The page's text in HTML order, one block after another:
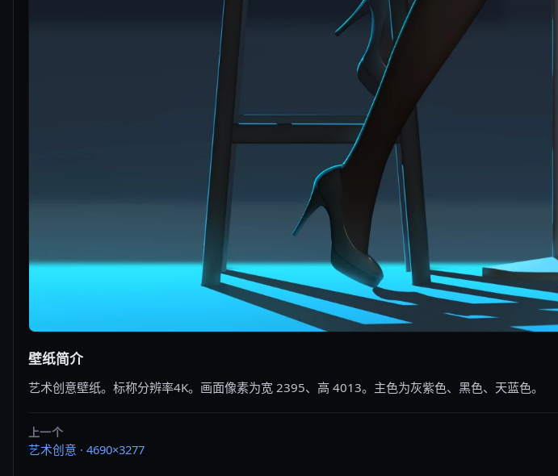
壁纸简介
艺术创意壁纸。标称分辨率4K。画面像素为宽 2395、高 4013。主色为灰紫色、黑色、天蓝色。
上一个
艺术创意 · 4690×3277